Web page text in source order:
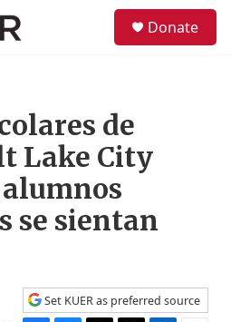
Donate
de
Lake City
se sientan
Set KUER as preferred source